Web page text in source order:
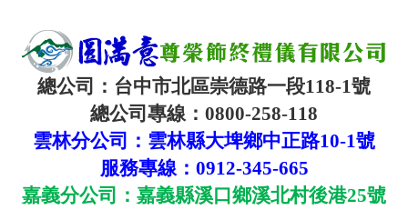
總公司：台中市北區崇德路一段118-1號
總公司專線： 0800-258-118
雲林分公司：雲林縣大埤鄉中正路10-1號
服務專線： 0912-345-665
嘉義分公司：嘉義縣溪口鄉溪北村後港25號